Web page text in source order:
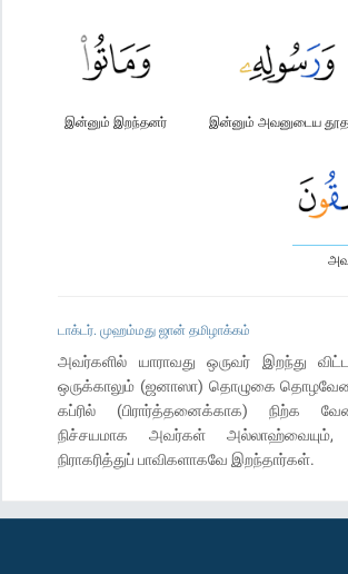
இன்னும் அவனுடைய
இன்னும் இறந்தனர்
டாக்டர். முஹம்மது ஜான் தமிழாக்கம்
அவர்களில் யாராவது ஒருவர் இறந்து
ஒருக்காலும் (ஜனாஸா) தொழுகை
கப்ரில் (பிரார்த்தனைக்காக) நிற்க
நிச்சயமாக அவர்கள்
நிராகரித்துப் பாவிகளாகவே இறந்தார்கள்.